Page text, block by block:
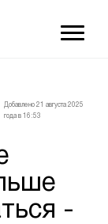
Добавлено 21 августа 2025
года в 16:53
-